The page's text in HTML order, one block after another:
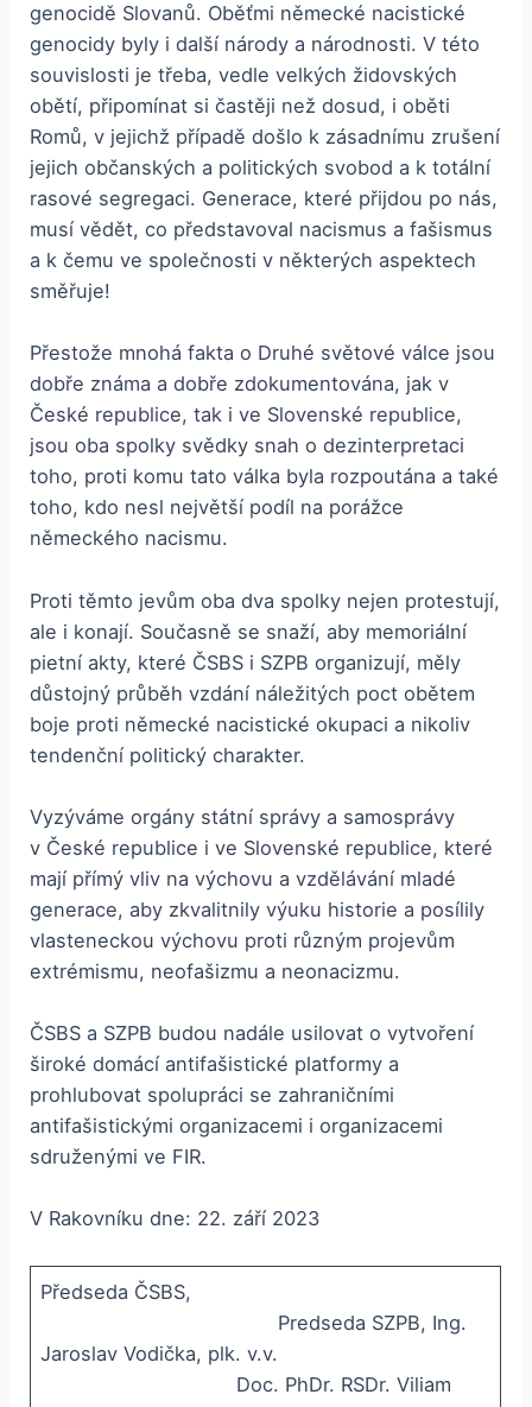
genocidě Slovanů. Oběťmi německé nacistické
genocidy byly i další národy a národnosti. V této
souvislosti je třeba, vedle velkých židovských
obětí, připomínat si častěji než dosud, i oběti
Romů, v jejichž případě došlo k zásadnímu zrušení
jejich občanských a politických svobod a k totální
rasové segregaci. Generace, které přijdou po nás,
musí vědět, co představoval nacismus a fašismus
a k čemu ve společnosti v některých aspektech
směřuje!
Přestože mnohá fakta o Druhé světové válce jsou
dobře známa a dobře zdokumentována, jak v
České republice, tak i ve Slovenské republice,
jsou oba spolky svědky snah o dezinterpretaci
toho, proti komu tato válka byla rozpoutána a také
toho, kdo nesl největší podíl na porážce
německého nacismu.
Proti těmto jevům oba dva spolky nejen protestují,
ale i konají. Současně se snaží, aby memoriální
pietní akty, které ČSBS i SZPB organizují, měly
důstojný průběh vzdání náležitých poct obětem
boje proti německé nacistické okupaci a nikoliv
tendenční politický charakter.
Vyzýváme orgány státní správy a samosprávy
v České republice i ve Slovenské republice, které
mají přímý vliv na výchovu a vzdělávání mladé
generace, aby zkvalitnily výuku historie a posílily
vlasteneckou výchovu proti různým projevům
extrémismu, neofašizmu a neonacizmu.
ČSBS a SZPB budou nadále usilovat o vytvoření
široké domácí antifašistické platformy a
prohlubovat spolupráci se zahraničními
antifašistickými organizacemi i organizacemi
sdruženými ve FIR.
V Rakovníku dne: 22. září 2023
Předseda ČSBS,
Predseda SZPB, Ing.
Jaroslav Vodička, plk. v.v.
Doc. PhDr. RSDr. Viliam